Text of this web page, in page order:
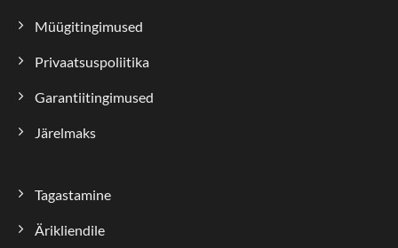
Müügitingimused
Privaatsuspoliitika
Garantiitingimused
Järelmaks
Tagastamine
Ärikliendile